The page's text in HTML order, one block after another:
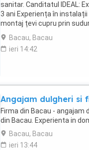
sanitar. Canditatul IDEAL:
3 ani Experiența în
montaj țevi cupru prin
un avantaj. Permis ...
Bacau, Bacau
ieri 14:42
Angajam dulgheri si
Firma din Bacau -
din Bacau. Experienta in
Bacau, Bacau
ieri 13:44